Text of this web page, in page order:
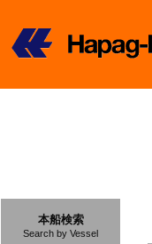
本船検索
Search by Vessel